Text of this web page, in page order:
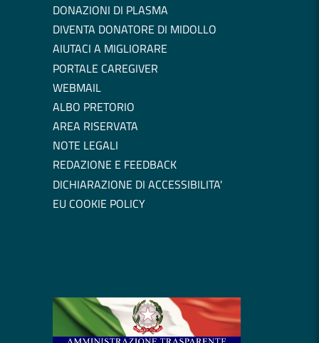
DONAZIONI DI PLASMA
DIVENTA DONATORE DI MIDOLLO
AIUTACI A MIGLIORARE
PORTALE CAREGIVER
WEBMAIL
ALBO PRETORIO
AREA RISERVATA
NOTE LEGALI
REDAZIONE E FEEDBACK
DICHIARAZIONE DI ACCESSIBILITA'
EU COOKIE POLICY